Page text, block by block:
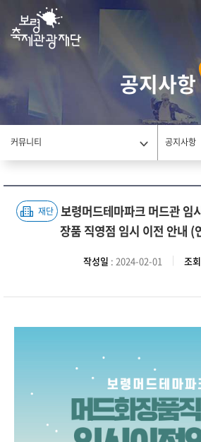
공지사항
커뮤니티 공지사항
재단 보령머드테마파크 머드관 임
장품 직영점 임시 이전 안내 (
작성일 : 2024-02-01 조회